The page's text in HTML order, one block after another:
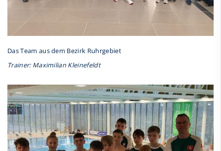
Das Team aus dem Bezirk Ruhrgebiet
Trainer: Maximilian Kleinefeldt